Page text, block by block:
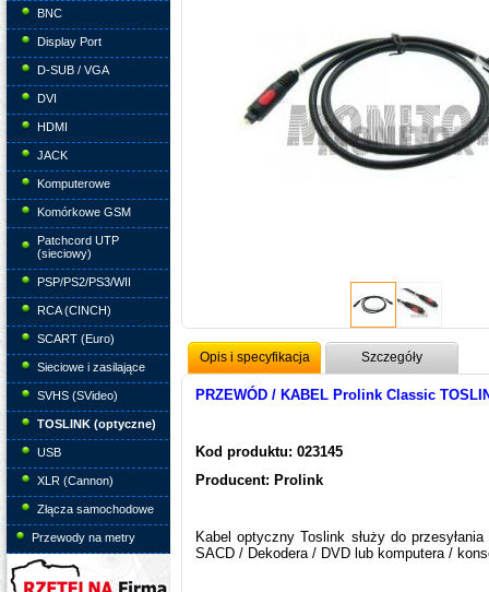
BNC
Display Port
D-SUB / VGA
DVI
HDMI
JACK
Komputerowe
Komórkowe GSM
Patchcord UTP
(sieciowy)
PSP/PS2/PS3/WII
RCA (CINCH)
SCART (Euro)
Sieciowe i zasilające
SVHS (SVideo)
TOSLINK (optyczne)
USB
XLR (Cannon)
Złącza samochodowe
Przewody na metry
Opis i specyfikacja Szczegóły
PRZEWÓD / KABEL Prolink Classic
Kod produktu: 023145
Producent: Prolink
Kabel optyczny Toslink służy do
SACD / Dekodera / DVD lub komputera /